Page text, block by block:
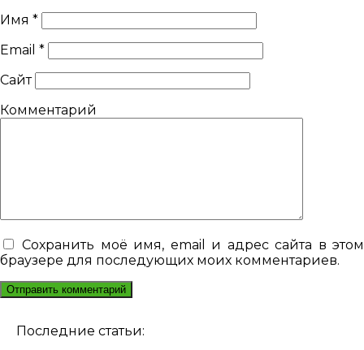
Имя *
Email *
Сайт
Комментарий
Сохранить моё имя, email и адрес сайта в этом
браузере для последующих моих комментариев.
Последние статьи: